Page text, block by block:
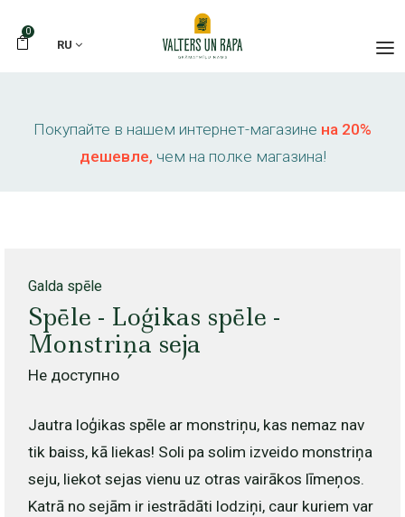
0
RU
Покупайте в нашем интернет-магазине на 20%
дешевле, чем на полке магазина!
Galda spēle
Spēle - Loģikas spēle -
Monstriņa seja
Не доступно
Jautra loģikas spēle ar monstriņu, kas nemaz nav
tik baiss, kā liekas! Soli pa solim izveido monstriņa
seju, liekot sejas vienu uz otras vairākos līmeņos.
Katrā no sejām ir iestrādāti lodziņi, caur kuriem var